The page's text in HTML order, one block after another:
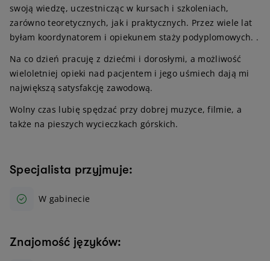
swoją wiedzę, uczestnicząc w kursach i szkoleniach,
zarówno teoretycznych, jak i praktycznych. Przez wiele lat
byłam koordynatorem i opiekunem staży podyplomowych. .
Na co dzień pracuję z dziećmi i dorosłymi, a możliwość
wieloletniej opieki nad pacjentem i jego uśmiech dają mi
największą satysfakcję zawodową.
Wolny czas lubię spędzać przy dobrej muzyce, filmie, a
także na pieszych wycieczkach górskich.
Specjalista przyjmuje:
W gabinecie
Znajomość języków: